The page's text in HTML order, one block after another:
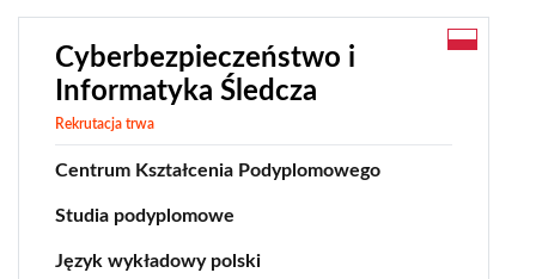
Cyberbezpieczeństwo i
Informatyka Śledcza
Rekrutacja trwa
Centrum Kształcenia Podyplomowego
Studia podyplomowe
Język wykładowy polski